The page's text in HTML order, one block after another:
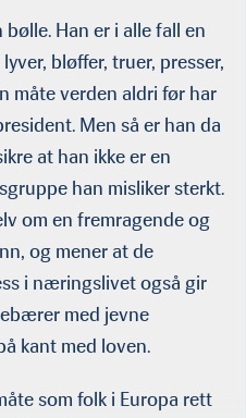
Han er i alle fall en
bløffer, truer, presser,
måte verden aldri før har
Men så er han da
at han ikke er en
han misliker sterkt.
om en fremragende og
og mener at de
i næringslivet også gir
med jevne
kant med loven.
som folk i Europa rett